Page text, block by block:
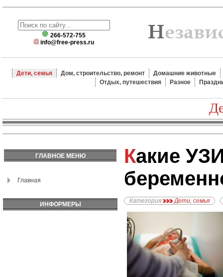
266-572-755
info@free-press.ru
Дети, семья Дом, строительство, ремонт
Домашние животные
Отдых, путешествия
Разное
ГЛАВНОЕ МЕНЮ
Главная
ИНФОРМЕРЫ
Какие УЗИ делают при
Категория Дети, семья